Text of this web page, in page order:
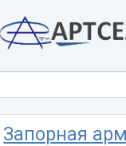
Запорная